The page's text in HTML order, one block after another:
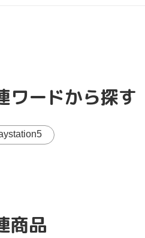
ワードから探す
商品